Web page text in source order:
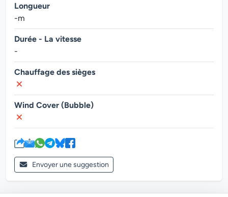
Longueur
-m
Durée - La vitesse
-
Chauffage des sièges
Wind Cover (Bubble)
Envoyer une suggestion